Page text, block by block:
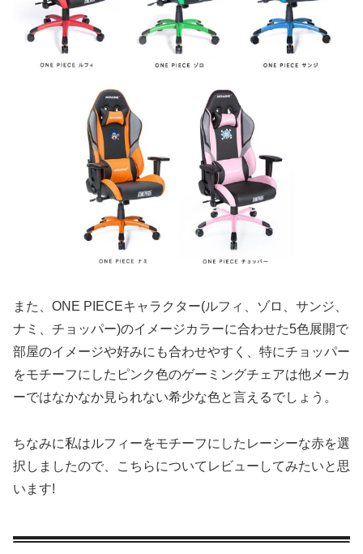
また、ONE PIECEキャラクター(ルフィ、ゾロ、サンジ、
ナミ、チョッパー)のイメージカラーに合わせた5色展開で
部屋のイメージや好みにも合わせやすく、特にチョッパー
をモチーフにしたピンク色のゲーミングチェアは他メーカ
ーではなかなか見られない希少な色と言えるでしょう。
ちなみに私はルフィーをモチーフにしたレーシーな赤を選
択しましたので、こちらについてレビューしてみたいと思
います!